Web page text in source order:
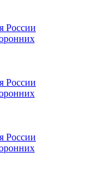
России
России
России